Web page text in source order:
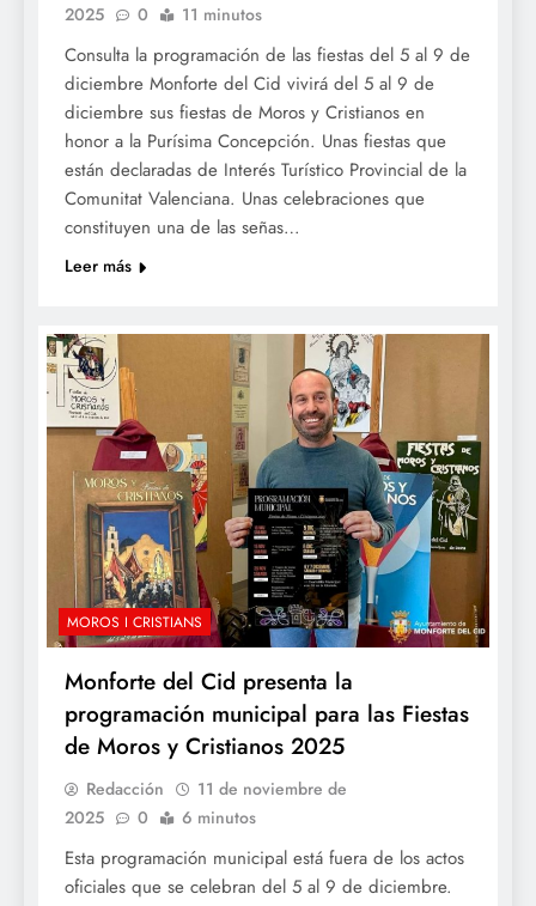
2025
0 11 minutos
Consulta la programación de las fiestas del 5 al 9 de
diciembre Monforte del Cid vivirá del 5 al 9 de
diciembre sus fiestas de Moros y Cristianos en
honor a la Purísima Concepción. Unas fiestas que
están declaradas de Interés Turístico Provincial de la
Comunitat Valenciana. Unas celebraciones que
constituyen una de las señas…
Leer más
MOROS I CRISTIANS
Monforte del Cid presenta la
programación municipal para las Fiestas
de Moros y Cristianos 2025
Redacción
11 de noviembre de
2025
0 6 minutos
Esta programación municipal está fuera de los actos
oficiales que se celebran del 5 al 9 de diciembre.